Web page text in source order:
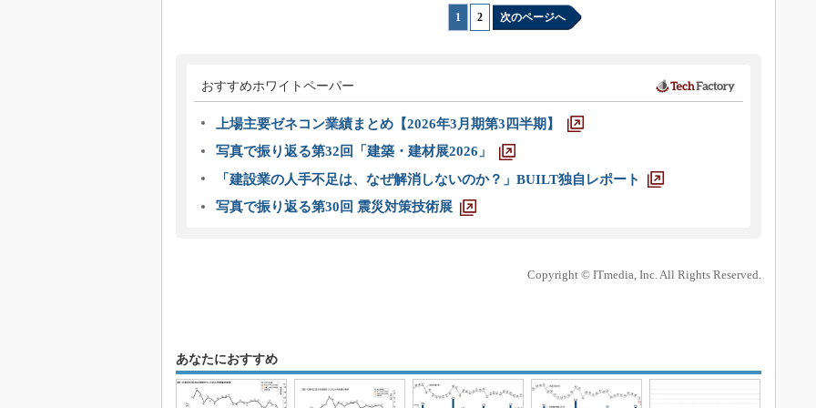
1 2 次のページへ
おすすめホワイトペーパー
上場主要ゼネコン業績まとめ【2026年3月期第3四半期】
写真で振り返る第32回「建築・建材展2026」
「建設業の人手不足は、なぜ解消しないのか？」BUILT独自レポート
写真で振り返る第30回 震災対策技術展
Copyright © ITmedia, Inc. All Rights Reserved.
あなたにおすすめ